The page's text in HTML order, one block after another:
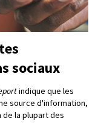
sociaux
indique que les
source d'information,
la plupart des